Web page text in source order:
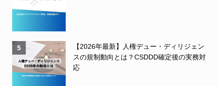
5
【2026年最新】人権デュー・ディリジェン
スの規制動向とは？CSDDD確定後の実務対
応